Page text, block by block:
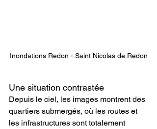
Inondations Redon - Saint Nicolas de Redon
Une situation contrastée
Depuis le ciel, les images montrent des
quartiers submergés, où les routes et
les infrastructures sont totalement